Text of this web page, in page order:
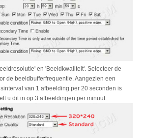
en 'Beeldkwaliteit'. Selecteer de
de beeldbufferfrequentie. Aangezien een
van 1 afbeelding per 20 seconden is
u dit in op 3 afbeeldingen per minuut.